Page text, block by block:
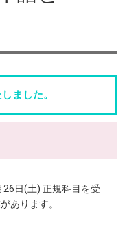
ました。
日(土) 正規科目を受
あります。